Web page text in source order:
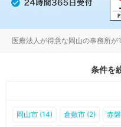
医療法人が得意な岡山の事務所が
条件を
岡山市 (14) 倉敷市 (2) 赤